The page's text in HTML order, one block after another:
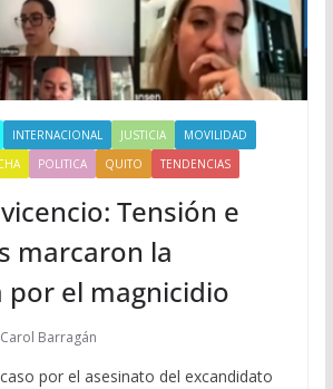
INTERNACIONAL JUSTICIA
MOVILIDAD
POLITICA QUITO TENDENCIAS
Tensión e
marcaron la
por el magnicidio
Carol Barragán
por el asesinato del excandidato